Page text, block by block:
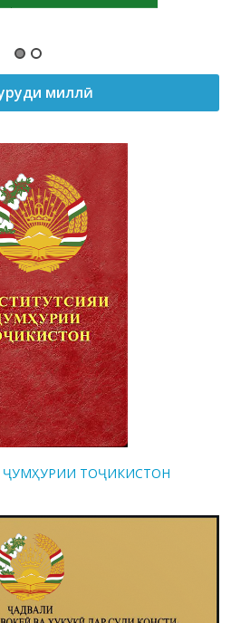
миллӣ
ҶУМҲУРИИ ТОҶИКИСТОН